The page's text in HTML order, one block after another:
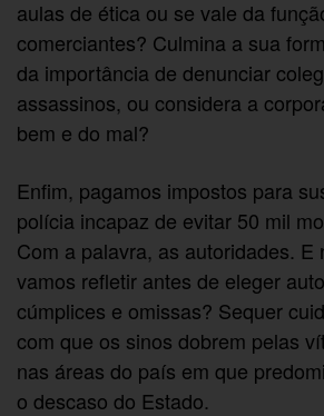
aulas de ética ou se vale da
comerciantes? Culmina a sua
da importância de denunciar
assassinos, ou considera a
bem e do mal?
Enfim, pagamos impostos para
polícia incapaz de evitar 50 mil
Com a palavra, as autoridades. E
vamos refletir antes de eleger
cúmplices e omissas? Sequer
com que os sinos dobrem pelas
nas áreas do país em que
o descaso do Estado.